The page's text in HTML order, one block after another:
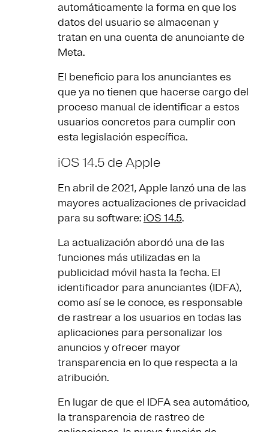
automáticamente la forma en que los
datos del usuario se almacenan y
tratan en una cuenta de anunciante de
Meta.
El beneficio para los anunciantes es
que ya no tienen que hacerse cargo del
proceso manual de identificar a estos
usuarios concretos para cumplir con
esta legislación específica.
iOS 14.5 de Apple
En abril de 2021, Apple lanzó una de las
mayores actualizaciones de privacidad
para su software: iOS 14.5.
La actualización abordó una de las
funciones más utilizadas en la
publicidad móvil hasta la fecha. El
identificador para anunciantes (IDFA),
como así se le conoce, es responsable
de rastrear a los usuarios en todas las
aplicaciones para personalizar los
anuncios y ofrecer mayor
transparencia en lo que respecta a la
atribución.
En lugar de que el IDFA sea automático,
la transparencia de rastreo de